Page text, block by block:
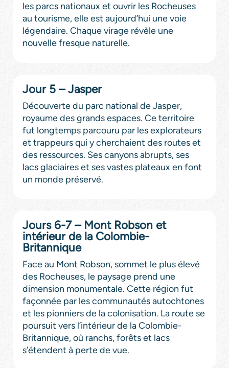
les parcs nationaux et ouvrir les Rocheuses
au tourisme, elle est aujourd’hui une voie
légendaire. Chaque virage révèle une
nouvelle fresque naturelle.
Jour 5 – Jasper
Découverte du parc national de Jasper,
royaume des grands espaces. Ce territoire
fut longtemps parcouru par les explorateurs
et trappeurs qui y cherchaient des routes et
des ressources. Ses canyons abrupts, ses
lacs glaciaires et ses vastes plateaux en font
un monde préservé.
Jours 6-7 – Mont Robson et
intérieur de la Colombie-
Britannique
Face au Mont Robson, sommet le plus élevé
des Rocheuses, le paysage prend une
dimension monumentale. Cette région fut
façonnée par les communautés autochtones
et les pionniers de la colonisation. La route se
poursuit vers l’intérieur de la Colombie-
Britannique, où ranchs, forêts et lacs
s’étendent à perte de vue.